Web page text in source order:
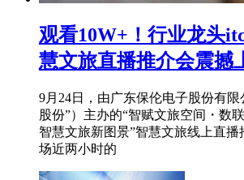
观看10W+！行业龙头
慧文旅直播推介会震撼
9月24日，由广东保伦电子股份有限
股份”）主办的“智赋文旅空间・
智慧文旅新图景”智慧文旅线上直
场近两小时的